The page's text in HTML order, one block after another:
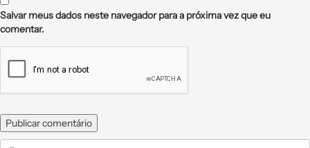
Salvar meus dados neste navegador para a próxima vez que eu
comentar.